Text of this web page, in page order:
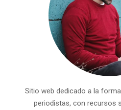
Sitio web dedicado a la
periodistas, con recursos